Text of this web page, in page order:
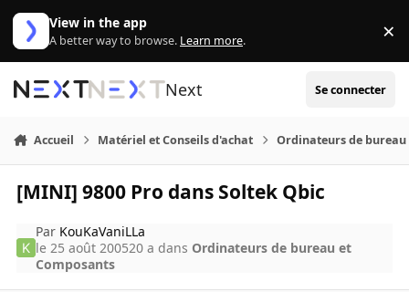
Aller au contenu
View in the app
A better way to browse. Learn more. ×
Next Se connecter
Accueil Matériel et Conseils d'achat Ordinateurs de bureau
[MINI] 9800 Pro dans Soltek Qbic
Par KouKaVaniLLa
le 25 août 200520 a dans Ordinateurs de bureau et
Composants